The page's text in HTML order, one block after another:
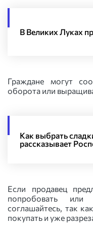
В Великих Луках
Граждане могут
оборота или
Как выбрать
рассказывает
Если продавец
попробовать
соглашайтесь, так
покупать и уже